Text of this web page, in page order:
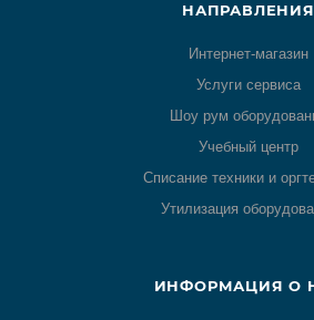
НАПРАВЛЕНИЯ
Интернет-магазин
Услуги сервиса
Шоу рум
Учебный центр
Списание техники и
Утилизация
ИНФОРМАЦИЯ О